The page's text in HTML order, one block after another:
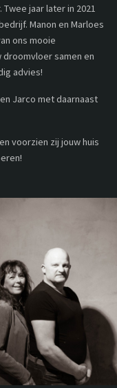
jaar later in 2021
Manon en Marloes
ons mooie
samen en
advies!
Jarco met daarnaast
voorzien zij jouw huis